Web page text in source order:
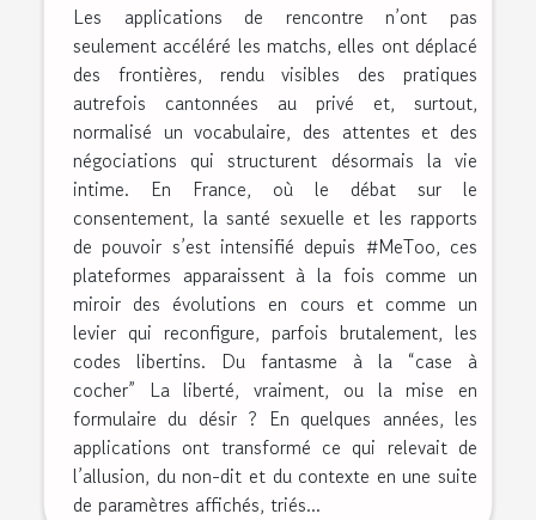
Les applications de rencontre n’ont pas
seulement accéléré les matchs, elles ont déplacé
des frontières, rendu visibles des pratiques
autrefois cantonnées au privé et, surtout,
normalisé un vocabulaire, des attentes et des
négociations qui structurent désormais la vie
intime. En France, où le débat sur le
consentement, la santé sexuelle et les rapports
de pouvoir s’est intensifié depuis #MeToo, ces
plateformes apparaissent à la fois comme un
miroir des évolutions en cours et comme un
levier qui reconfigure, parfois brutalement, les
codes libertins. Du fantasme à la “case à
cocher” La liberté, vraiment, ou la mise en
formulaire du désir ? En quelques années, les
applications ont transformé ce qui relevait de
l’allusion, du non-dit et du contexte en une suite
de paramètres affichés, triés...